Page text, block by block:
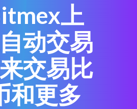
上
动交易
交易比
和更多